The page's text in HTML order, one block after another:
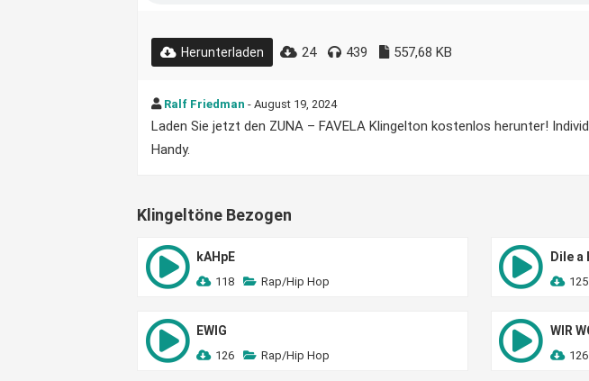
Herunterladen 24 439 557,68 KB
Ralf Friedman - August 19, 2024
Laden Sie jetzt den ZUNA – FAVELA Klingelton kostenlos herunter!
Handy.
Klingeltöne Bezogen
kAHpE
118 Rap/Hip Hop
Dile a
125
EWIG
126 Rap/Hip Hop
WIR
126